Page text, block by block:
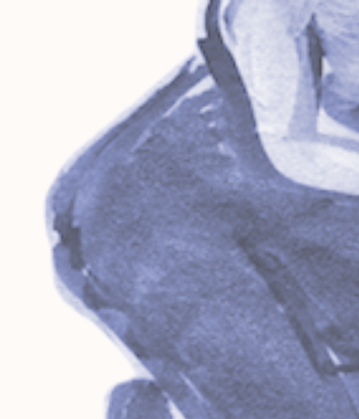
Parcours
d'écoute
musicale
La musique et la vie
Animé par
Stefan Alzaris
etIlaria
Fontana
Espace de l'Ailleurs
Projet "Jazz en verve"
Cours de danse
Stages de danse